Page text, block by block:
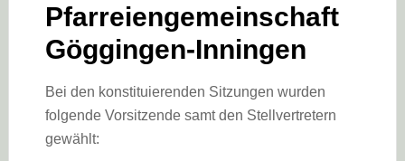
Pfarreiengemeinschaft
Göggingen-Inningen
Bei den konstituierenden Sitzungen wurden
folgende Vorsitzende samt den Stellvertretern
gewählt: